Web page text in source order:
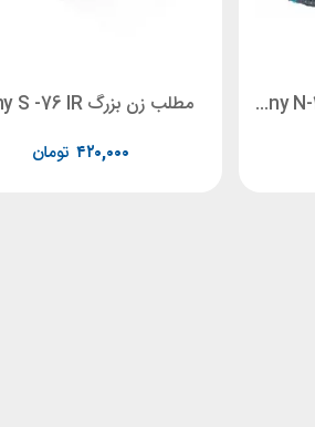
شماره زن 6عددی فارسی Shiny N-36 مطلب زن بزرگ Shiny S -76 IR
تومان ۴۲۰,۰۰۰